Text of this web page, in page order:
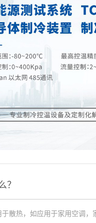
？
散热，如应用于家用空调